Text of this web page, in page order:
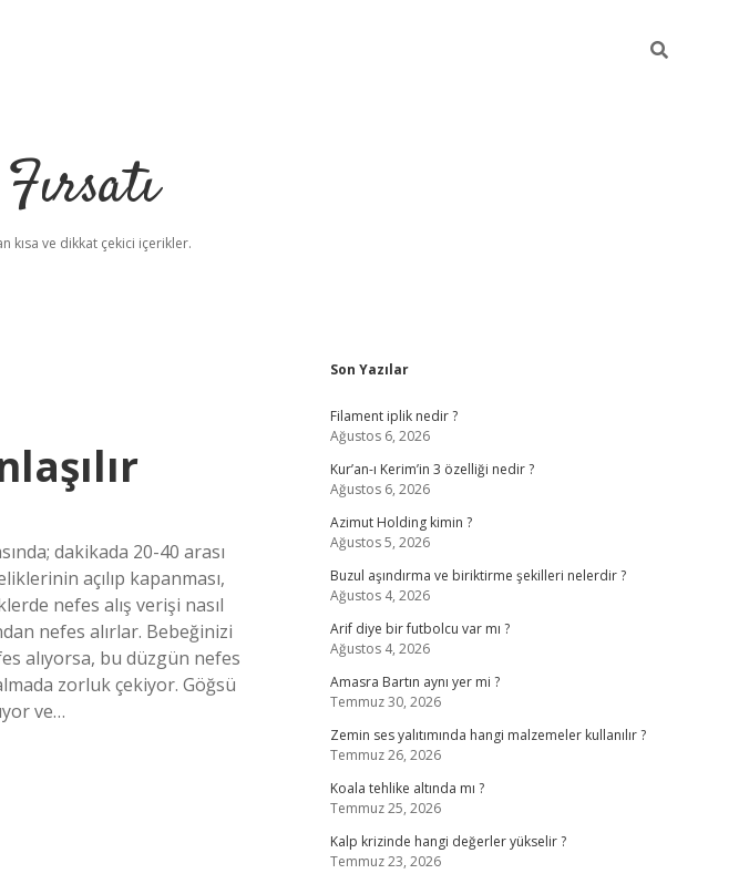
kısa ve dikkat çekici içerikler.
dakikada 20-40 arası
açılıp kapanması,
nefes alış verişi nasıl
nefes alırlar. Bebeğinizi
alıyorsa, bu düzgün nefes
zorluk çekiyor. Göğsü
ve…
Sidebar
Son Yazılar
Filament iplik nedir ?
Ağustos 6, 2026
Kur’an-ı Kerim’in 3 özelliği nedir ?
Ağustos 6, 2026
Azimut Holding kimin ?
Ağustos 5, 2026
Buzul aşındırma ve biriktirme şekilleri nelerdir ?
Ağustos 4, 2026
Arif diye bir futbolcu var mı ?
Ağustos 4, 2026
Amasra Bartın aynı yer mi ?
Temmuz 30, 2026
Zemin ses yalıtımında hangi malzemeler kullanılır ?
Temmuz 26, 2026
Koala tehlike altında mı ?
Temmuz 25, 2026
Kalp krizinde hangi değerler yükselir ?
Temmuz 23, 2026
vdcasino güncel giriş